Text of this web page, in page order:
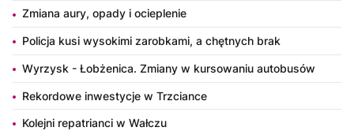
Zmiana aury, opady i ocieplenie
Policja kusi wysokimi zarobkami, a chętnych brak
Wyrzysk - Łobżenica. Zmiany w kursowaniu autobusów
Rekordowe inwestycje w Trzciance
Kolejni repatrianci w Wałczu